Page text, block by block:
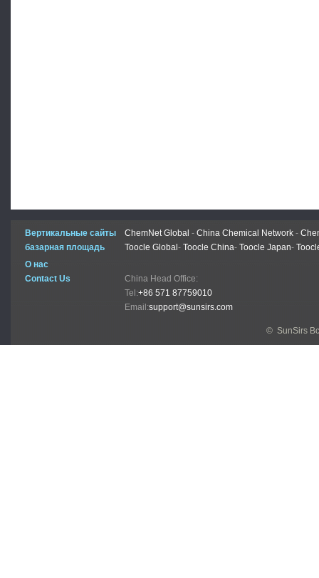
Вертикальные сайты ChemNet Global - China Chemical Network -
базарная площадь
Toocle Global - Toocle China- Toocle Japan-
О нас
Contact Us
China Head Office:
Tel:+86 571 87759010
Email:support@sunsirs.com
© SunSirs